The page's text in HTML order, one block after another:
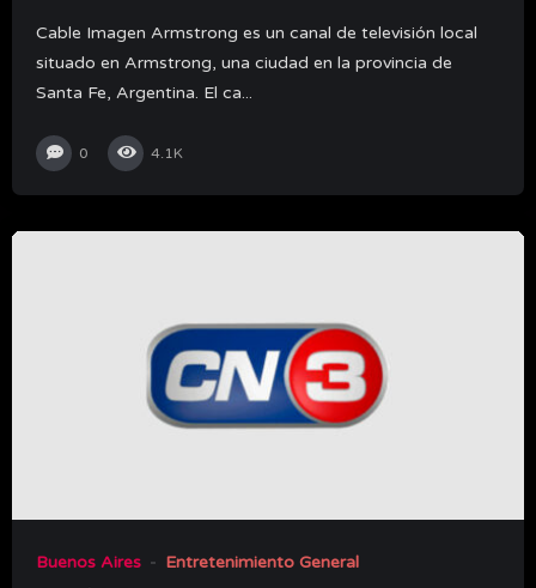
Cable Imagen Armstrong es un canal de televisión local
situado en Armstrong, una ciudad en la provincia de
Santa Fe, Argentina. El ca...
0 4.1K
Buenos Aires Entretenimiento General